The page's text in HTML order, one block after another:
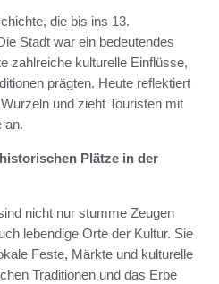
die bis ins 13.
Stadt war ein bedeutendes
zahlreiche kulturelle Einflüsse,
prägten. Heute reflektiert
und zieht Touristen mit
an.
Plätze in der
nicht nur stumme Zeugen
lebendige Orte der Kultur. Sie
Feste, Märkte und kulturelle
Traditionen und das Erbe